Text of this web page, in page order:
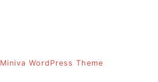
Miniva WordPress Theme